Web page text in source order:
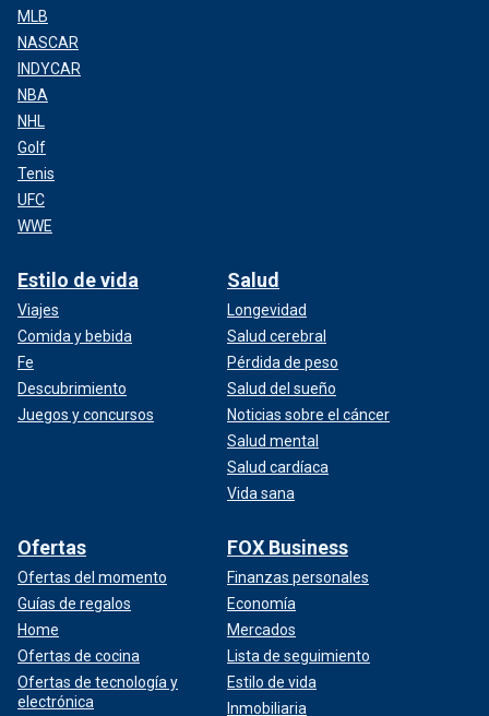
MLB
NASCAR
INDYCAR
NBA
NHL
Golf
Tenis
UFC
WWE
Estilo de vida
Viajes
Comida y bebida
Fe
Descubrimiento
Juegos y concursos
Salud
Longevidad
Salud cerebral
Pérdida de peso
Salud del sueño
Noticias sobre el cáncer
Salud mental
Salud cardíaca
Vida sana
Ofertas
Ofertas del momento
Guías de regalos
Home
Ofertas de cocina
Ofertas de tecnología y
electrónica
FOX Business
Finanzas personales
Economía
Mercados
Lista de seguimiento
Estilo de vida
Inmobiliaria